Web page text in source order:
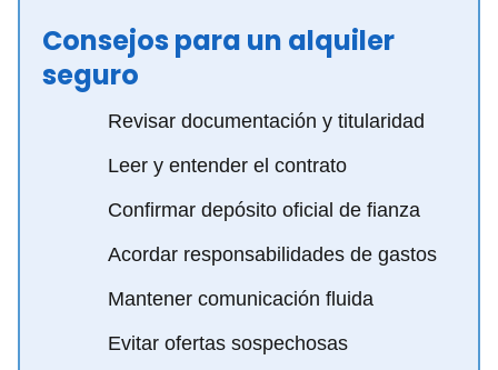
Consejos para un alquiler
seguro
Revisar documentación y titularidad
Leer y entender el contrato
Confirmar depósito oficial de fianza
Acordar responsabilidades de gastos
Mantener comunicación fluida
Evitar ofertas sospechosas